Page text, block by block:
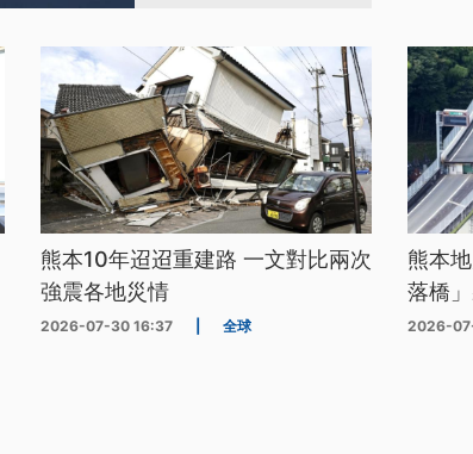
熊本10年迢迢重建路 一文對比兩次
強震各地災情
2026-07-30 16:37 全球
熊本
落橋
2026-